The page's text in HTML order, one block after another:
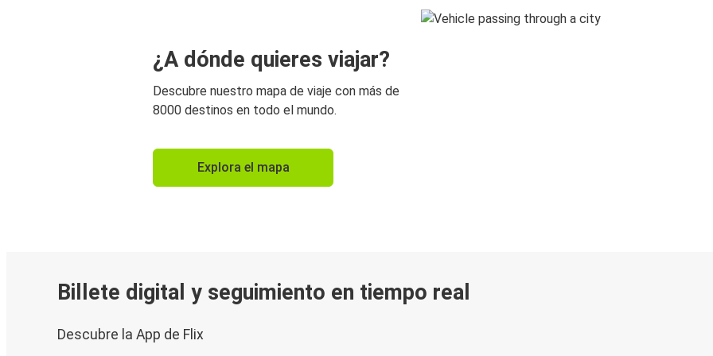
¿A dónde quieres viajar?
Descubre nuestro mapa de viaje con más de
8000 destinos en todo el mundo.
Explora el mapa
Billete digital y seguimiento en tiempo real
Descubre la App de Flix